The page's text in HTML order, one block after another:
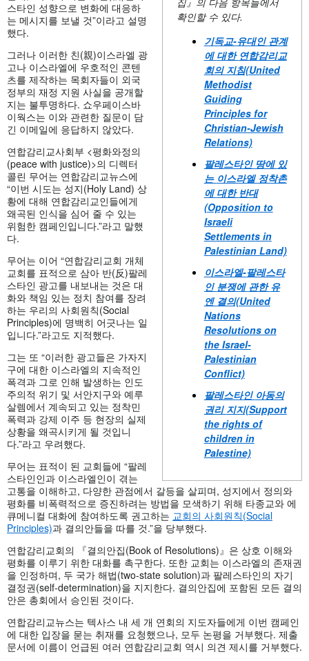
확인할 수 있다.
기독교-유대인 관계
에 대한 연합감리교
회의 지침(United
Methodist
Guiding
Principles for
Christian-Jewish
Relations)
팔레스타인 땅에 있
는 이스라엘 정착촌
에 대한 반대
(Opposition to
Israeli
Settlements in
Palestinian Land)
이스라엘-팔레스타
인 분쟁에 관한유
엔 결의(United
Nations
Resolutions on
the Israel-
Palestinian
Conflict)
팔레스타인 아동의
권리 지지(Support
the rights of
children in
Palestine)
스타인 성향으로 변화에 대응하
는 메시지를 보낼 것”이라고 설명
했다.
그러나 이러한 친(親)이스라엘 광
고나 이스라엘에 우호적인 콘텐
츠를 제작하는 목회자들이 외국
정부의 재정 지원 사실을 공개할
지는 불투명하다. 쇼우페이스바
이웍스는 이와 관련한 질문이 담
긴 이메일에 응답하지 않았다.
연합감리교사회부 <평화와정의
(peace with justice)>의 디렉터
콜린 무어는 연합감리교뉴스에
“이번 시도는 성지(Holy Land) 상
황에 대해 연합감리교인들에게
왜곡된 인식을 심어 줄 수 있는
위험한 캠페인입니다.”라고 말했
다.
무어는 이어 “연합감리교회 개체
교회를 표적으로 삼아 반(反)팔레
스타인 광고를 내보내는 것은 대
화와 책임 있는 정치 참여를 장려
하는 우리의 사회원칙(Social
Principles)에 명백히 어긋나는 일
입니다.”라고도 지적했다.
그는 또 “이러한 광고들은 가자지
구에 대한 이스라엘의 지속적인
폭격과 그로 인해 발생하는 인도
주의적 위기 및 서안지구와 예루
살렘에서 계속되고 있는 정착민
폭력과 강제 이주 등 현장의 실제
상황을 왜곡시키게 될 것입니
다.”라고 우려했다.
무어는 표적이 된 교회들에 “팔레
스타인인과 이스라엘인이 겪는
고통을 이해하고, 다양한 관점에서 갈등을 살피며, 성지에서 정의와
평화를 비폭력적으로 증진하려는 방법을 모색하기 위해 타종교와 에
큐메니컬 대화에 참여하도록 권고하는 교회의 사회원칙(Social
Principles)과 결의안들을 따를 것.”을 당부했다.
연합감리교회의 『결의안집(Book of Resolutions)』은 상호 이해와
평화를 이루기 위한 대화를 촉구한다. 또한 교회는 이스라엘의 존재권
을 인정하며, 두 국가 해법(two-state solution)과 팔레스타인의 자기
결정권(self-determination)을 지지한다. 결의안집에 포함된 모든 결의
안은 총회에서 승인된 것이다.
연합감리교뉴스는 텍사스 내 세 개 연회의 지도자들에게 이번 캠페인
에 대한 입장을 묻는 취재를 요청했으나, 모두 논평을 거부했다. 제출
문서에 이름이 언급된 여러 연합감리교회 역시 의견 제시를 거부했다.